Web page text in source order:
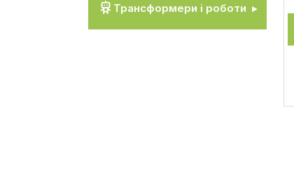
Трансформери і роботи